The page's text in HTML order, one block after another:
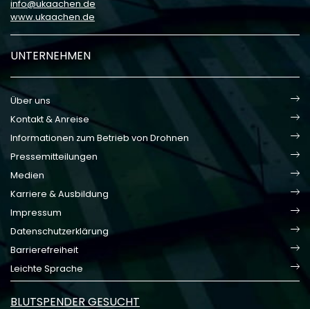
info
ukaachen de
www.ukaachen.de
UNTERNEHMEN
Über uns
Kontakt & Anreise
Informationen zum Betrieb von Drohnen
Pressemitteilungen
Medien
Karriere & Ausbildung
Impressum
Datenschutzerklärung
Barrierefreiheit
Leichte Sprache
BLUTSPENDER GESUCHT